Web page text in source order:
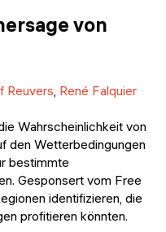
von
Reuvers René Falquier
Wahrscheinlichkeit von
den Wetterbedingungen
bestimmte
Gesponsert vom Free
identifizieren, die
profitieren könnten.